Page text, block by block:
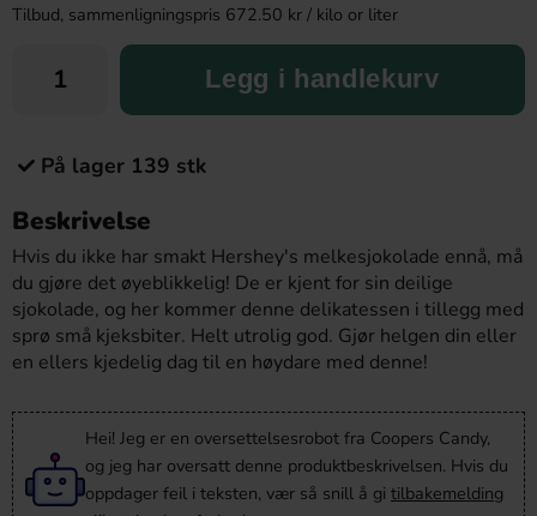
Tilbud, sammenligningspris 672.50 kr / kilo or liter
Legg i handlekurv
På lager 139 stk
Beskrivelse
Hvis du ikke har smakt Hershey's melkesjokolade ennå, må
du gjøre det øyeblikkelig! De er kjent for sin deilige
sjokolade, og her kommer denne delikatessen i tillegg med
sprø små kjeksbiter. Helt utrolig god. Gjør helgen din eller
en ellers kjedelig dag til en høydare med denne!
Hei! Jeg er en oversettelsesrobot fra Coopers Candy,
og jeg har oversatt denne produktbeskrivelsen. Hvis du
oppdager feil i teksten, vær så snill å gi tilbakemelding